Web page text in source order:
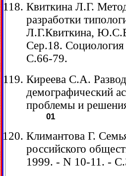
Квиткина Л.Г.
разработки
Л.Г.Квиткина,
Сер.18.
С.66-79.
Киреева С.А.
демографический
проблемы и
01
Климантова Г.
российского
1999. - N 10-11. -